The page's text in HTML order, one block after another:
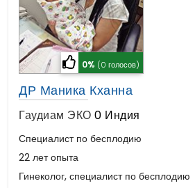
0% (0 голосов)
ДР Маника Кханна
Гаудиам ЭКО 0 Индия
Специалист по бесплодию
22 лет опыта
Гинеколог, специалист по бесплодию